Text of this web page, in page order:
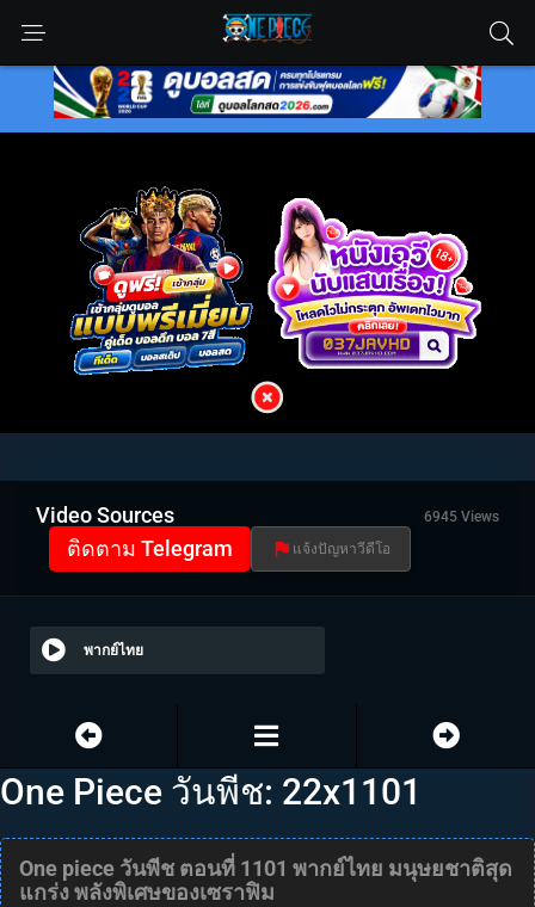
Video Sources 6945 Views
ติดตาม Telegram แจ้งปัญหาวีดีโอ
พากย์ไทย
One Piece วันพีช: 22x1101
One piece วันพีช ตอนที่ 1101 พากย์ไทย มนุษยชาติสุด
แกร่ง พลังพิเศษของเซราฟิม